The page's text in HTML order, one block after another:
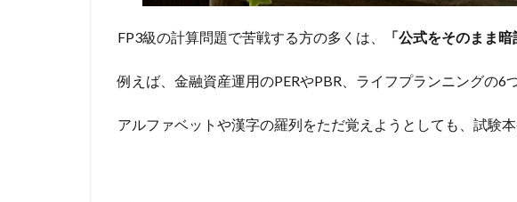
FP3級の計算問題で苦戦する方の多くは、 「公式をそのまま
例えば、金融資産運用のPERやPBR、ライフプランニングの6
アルファベットや漢字の羅列をただ覚えようとしても、試験